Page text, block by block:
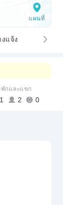
แผนที่
แจ้ง
กและแขก
1 2 0